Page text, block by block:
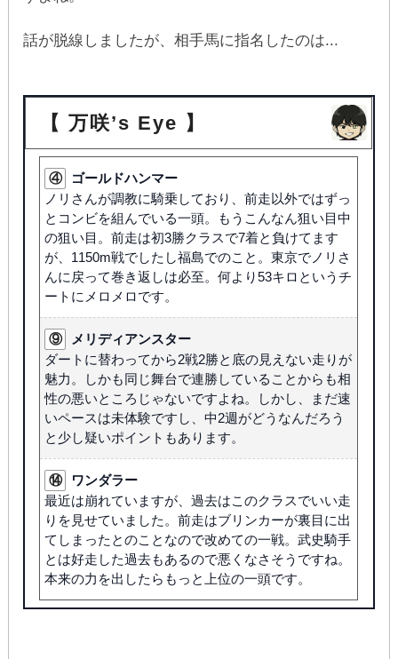
話が脱線しましたが、相手馬に指名したのは...
【 万咲’s Eye 】
④
ゴールドハンマー
ノリさんが調教に騎乗しており、前走以外ではずっ
とコンビを組んでいる一頭。もうこんなん狙い目中
の狙い目。前走は初3勝クラスで7着と負けてます
が、1150m戦でしたし福島でのこと。東京でノリさ
んに戻って巻き返しは必至。何より53キロというチ
ートにメロメロです。
⑨
メリディアンスター
ダートに替わってから2戦2勝と底の見えない走りが
魅力。しかも同じ舞台で連勝していることからも相
性の悪いところじゃないですよね。しかし、まだ速
いペースは未体験ですし、中2週がどうなんだろう
と少し疑いポイントもあります。
⑭
ワンダラー
最近は崩れていますが、過去はこのクラスでいい走
りを見せていました。前走はブリンカーが裏目に出
てしまったとのことなので改めての一戦。武史騎手
とは好走した過去もあるので悪くなさそうですね。
本来の力を出したらもっと上位の一頭です。